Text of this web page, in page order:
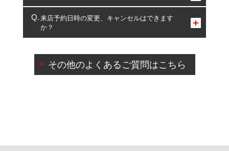
複数サービスのご予約は可能です。
一部の商品・サービスの組み合わせに限り、同時にご予約が
出来ないものもございます。
来店予約日時の変更、キャンセルはできます
か？
ご来店予約日の3営業日前を過ぎている場合のご予約
の日時変更につきましては、直接ご予約の店舗まで
その他のよくあるご質問はこちら